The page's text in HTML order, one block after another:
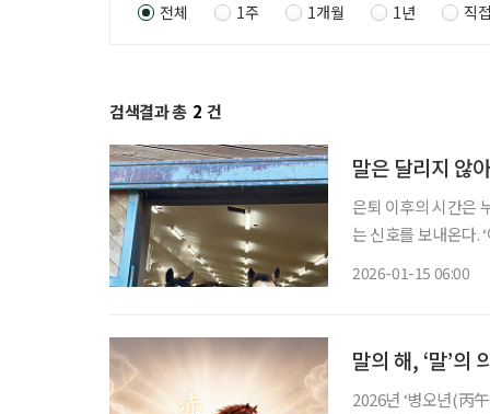
전체 1주 1개월 1년 직
검색결과 총 2 건
말은 달리지 않
은퇴 이후의 시간은
는 신호를 보내온다.
2026-01-15 06:00
말의 해, ‘말’의
2026년 ‘병오년(丙